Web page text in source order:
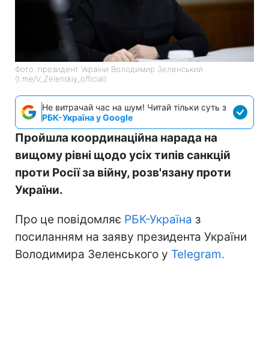
Фото: президент України Володимир Зеленський
(t.me/V_Zelenskiy_official)
Не витрачай час на шум! Читай тільки суть з
РБК-Україна у Google
Пройшла координаційна нарада на
вищому рівні щодо усіх типів санкцій
проти Росії за війну, розв'язану проти
України.
Про це повідомляє РБК-Україна з
посиланням на заяву президента України
Володимира Зеленського у Telegram.